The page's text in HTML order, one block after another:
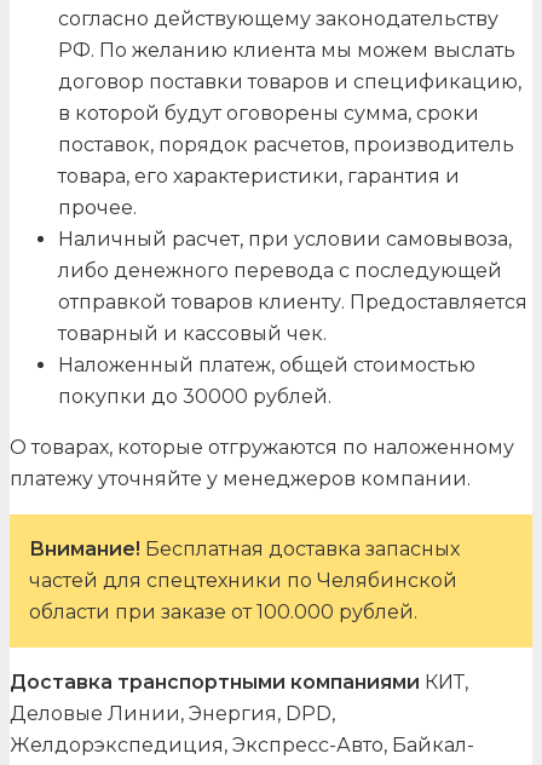
согласно действующему законодательству
РФ. По желанию клиента мы можем выслать
договор поставки товаров и спецификацию,
в которой будут оговорены сумма, сроки
поставок, порядок расчетов, производитель
товара, его характеристики, гарантия и
прочее.
Наличный расчет, при условии самовывоза,
либо денежного перевода с последующей
отправкой товаров клиенту. Предоставляется
товарный и кассовый чек.
Наложенный платеж, общей стоимостью
покупки до 30000 рублей.
О товарах, которые отгружаются по наложенному
платежу уточняйте у менеджеров компании.
Внимание! Бесплатная доставка запасных
частей для спецтехники по Челябинской
области при заказе от 100.000 рублей.
Доставка транспортными компаниями КИТ,
Деловые Линии, Энергия, DPD,
Желдорэкспедиция, Экспресс-Авто, Байкал-